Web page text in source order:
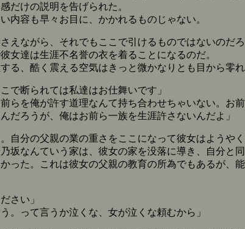
だけの説明を告げられた。
内容も早々お目に、かかれるものじゃない。
えながら、それでもここで引けるものではないのだ
女達は生涯不名誉の衣を着ることになるのだ。
る、酷く震える空気はきっと微かなりとも目から零れ
で断られては私達はお仕舞いです」
らを俺が許す道理なんて持ち合わせちゃいない。お
だろうが、俺はお前ら一族を生涯許さないんだよ」
自分の父親の業の重さをここになって彼女はようやく
坂なんていう家は、彼女の家を没落に導き、自分と
った。これは彼女の父親の教育の所為でもあるが、
さい」
。って言うか泣くな、女が泣くな頼むから」